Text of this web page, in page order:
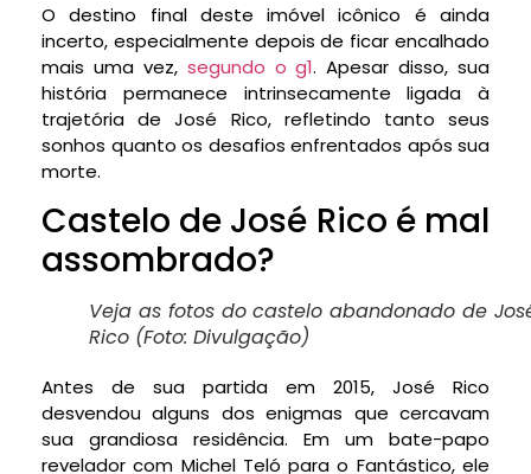
O destino final deste imóvel icônico é ainda
incerto, especialmente depois de ficar encalhado
mais uma vez, segundo o g1. Apesar disso, sua
história permanece intrinsecamente ligada à
trajetória de José Rico, refletindo tanto seus
sonhos quanto os desafios enfrentados após sua
morte.
Castelo de José Rico é mal
assombrado?
Veja as fotos do castelo abandonado de
Rico (Foto: Divulgação)
Antes de sua partida em 2015, José Rico
desvendou alguns dos enigmas que cercavam
sua grandiosa residência. Em um bate-papo
revelador com Michel Teló para o Fantástico, ele